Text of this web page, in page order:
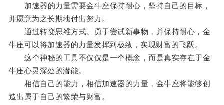
加速器的力量需要金牛座保持耐心，坚持自己的目标，
并愿意为之长期地付出努力。
通过转变思维方式、勇于尝试新事物，并保持耐心，金
牛座可以将加速器的力量发挥到极致，实现财富的飞跃。
这个神秘的工具不仅仅是一个概念，而是真实存在于金
牛座心灵深处的潜能。
相信自己的能力，相信加速器的力量，金牛座将能够创
造出属于自己的繁荣与财富。